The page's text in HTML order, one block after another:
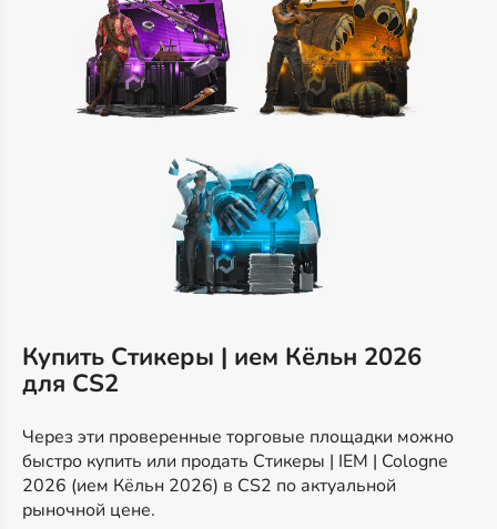
Купить Стикеры | ием Кёльн 2026
для CS2
Через эти проверенные торговые площадки можно
быстро купить или продать Стикеры | IEM | Cologne
2026 (ием Кёльн 2026) в CS2 по актуальной
рыночной цене.